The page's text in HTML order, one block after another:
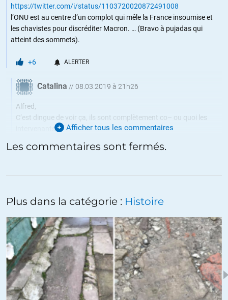
https://twitter.com/i/status/1103720020872491008
l’ONU est au centre d’un complot qui mêle la France insoumise et
les chavistes pour discréditer Macron. … (Bravo à pujadas qui
atteint des sommets).
+6 ALERTER
Catalina // 08.03.2019 à 21h26
Alfred,
C’est dingue de voir ça, ils sont complètement co– ou quoi les
intervenants ?
de se présenter à la télévision ? au café du coin et même avinés de
quand va t-on arrêter de tomber ? quelle honte pour notre pays
+6 ALERTER
Alfred// 08.03.2019 à 23h32
Effectivement Catalina. Je vous avoue que je passe petit à petit
de la colère et la révolte à une dangereuse fascination pour cet
amas de betise. Ils se trémousseraient sur le plateau à poil avec
des plumes dans les fesses ce ne seraient pas plus indécent ni
plus gênant. Tout cela est vertigineux. Entre ça et
Afficher tous les commentaires
Les commentaires sont fermés.
Plus dans la catégorie : Histoire